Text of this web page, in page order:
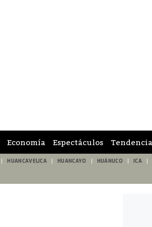
Economía Espectáculos Tendencia
HUANCAVELICA HUANCAYO HUÁNUCO ICA